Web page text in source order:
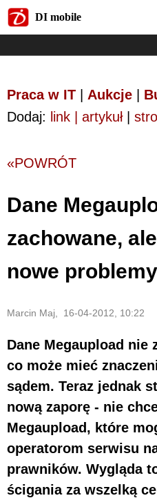
DI mobile
Praca w IT Aukcje
Dodaj: link | artykuł|
«POWRÓT
Dane
zachowane,
nowe problemy
Marcin Maj, 16-04-2012, 10:22
Dane Megaupload nie
co może mieć
sądem. Teraz jednak
nową zaporę - nie
Megaupload, które
operatorom serwisu
prawników. Wygląda
ścigania za wszelką
DI mobile